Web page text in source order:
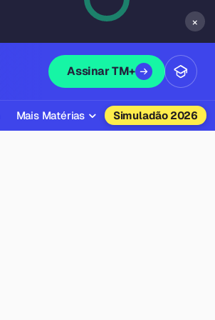
×
Assinar TM+
Mais Matérias Simuladão 2026